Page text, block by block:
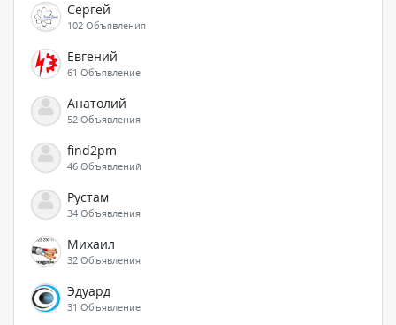
Сергей
102 Объявления
Евгений
61 Объявление
Анатолий
52 Объявления
find2pm
46 Объявлений
Рустам
34 Объявления
Михаил
32 Объявления
Эдуард
31 Объявление